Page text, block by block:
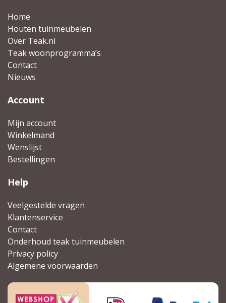
Home
Houten tuinmeubelen
Over Teak.nl
Teak woonprogramma’s
Contact
Nieuws
Account
Mijn account
Winkelmand
Wenslijst
Bestellingen
Help
Veelgestelde vragen
Klantenservice
Contact
Onderhoud teak tuinmeubelen
Privacy policy
Algemene voorwaarden